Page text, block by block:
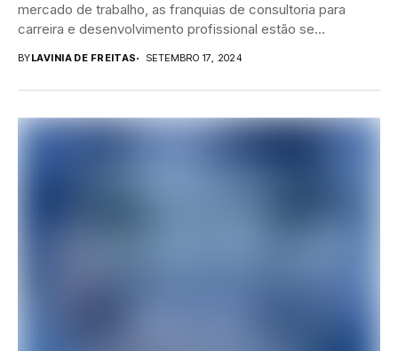
mercado de trabalho, as franquias de consultoria para
carreira e desenvolvimento profissional estão se
BYLAVINIA DE FREITAS SETEMBRO 17, 2024